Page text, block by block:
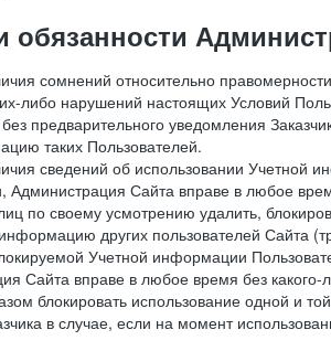
обязанности
сомнений относительно
либо нарушений настоящих Условий
предварительного уведомления
таких Пользователей.
сведений об использовании Учетной
Администрация Сайта вправе в любое
по своему усмотрению удалить,
других пользователей Сайта
Учетной информации
Сайта вправе в любое время без
блокировать использование одной и
в случае, если на момент